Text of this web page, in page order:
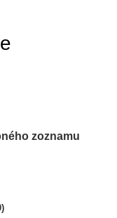
zoznamu